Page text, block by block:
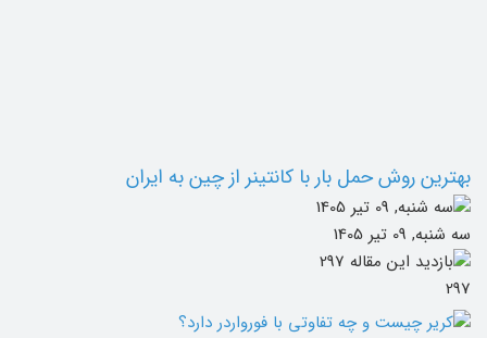
بهترین روش حمل بار با کانتینر از چین به ایران
سه شنبه, 09 تیر 1405
297